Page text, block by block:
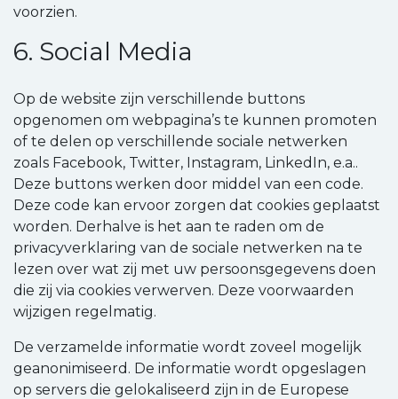
voorzien.
6. Social Media
Op de website zijn verschillende buttons
opgenomen om webpagina’s te kunnen promoten
of te delen op verschillende sociale netwerken
zoals Facebook, Twitter, Instagram, LinkedIn, e.a..
Deze buttons werken door middel van een code.
Deze code kan ervoor zorgen dat cookies geplaatst
worden. Derhalve is het aan te raden om de
privacyverklaring van de sociale netwerken na te
lezen over wat zij met uw persoonsgegevens doen
die zij via cookies verwerven. Deze voorwaarden
wijzigen regelmatig.
De verzamelde informatie wordt zoveel mogelijk
geanonimiseerd. De informatie wordt opgeslagen
op servers die gelokaliseerd zijn in de Europese